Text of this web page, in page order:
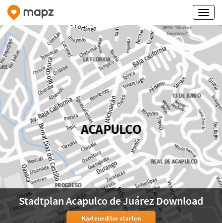
Stadtplan Acapulco de Juárez Download
Karteneditor starten